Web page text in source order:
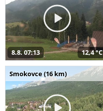
8.8. 07:13 12,4 °C
Smokovce (16 km)